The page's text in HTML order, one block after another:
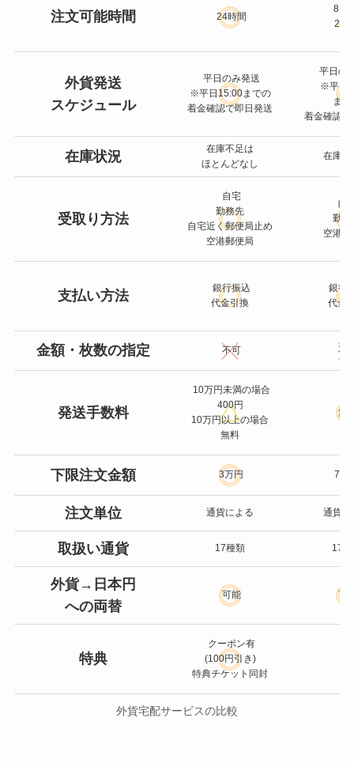
注文可能時間 24時間
外貨発送
スケジュール
平日のみ発送
※平日15:00までの
着金確認で即日発送
平日の
※平日
まで
着金確認で
在庫状況
在庫不足は
ほとんどなし
在庫切
受取り方法
自宅
勤務先
自宅近く郵便局止め
空港郵便局
自
勤務
空港郵
支払い方法
銀行振込
代金引換
銀行
代金
金額・枚数の指定 不可 不
発送手数料
10万円未満の場合
400円
10万円以上の場合
無料
無
下限注文金額 3万円 7万
注文単位 通貨による 通貨に
取扱い通貨 17種類 17
外貨→日本円
への両替
可能 可
特典
クーポン有
(100円引き)
特典チケット同封
外貨宅配サービスの比較